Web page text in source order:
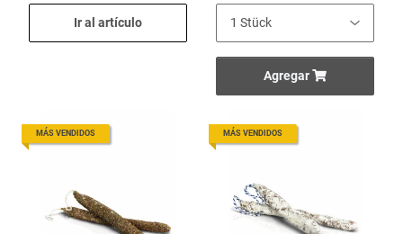
Ir al artículo
Agregar
MÁS VENDIDOS MÁS VENDIDOS